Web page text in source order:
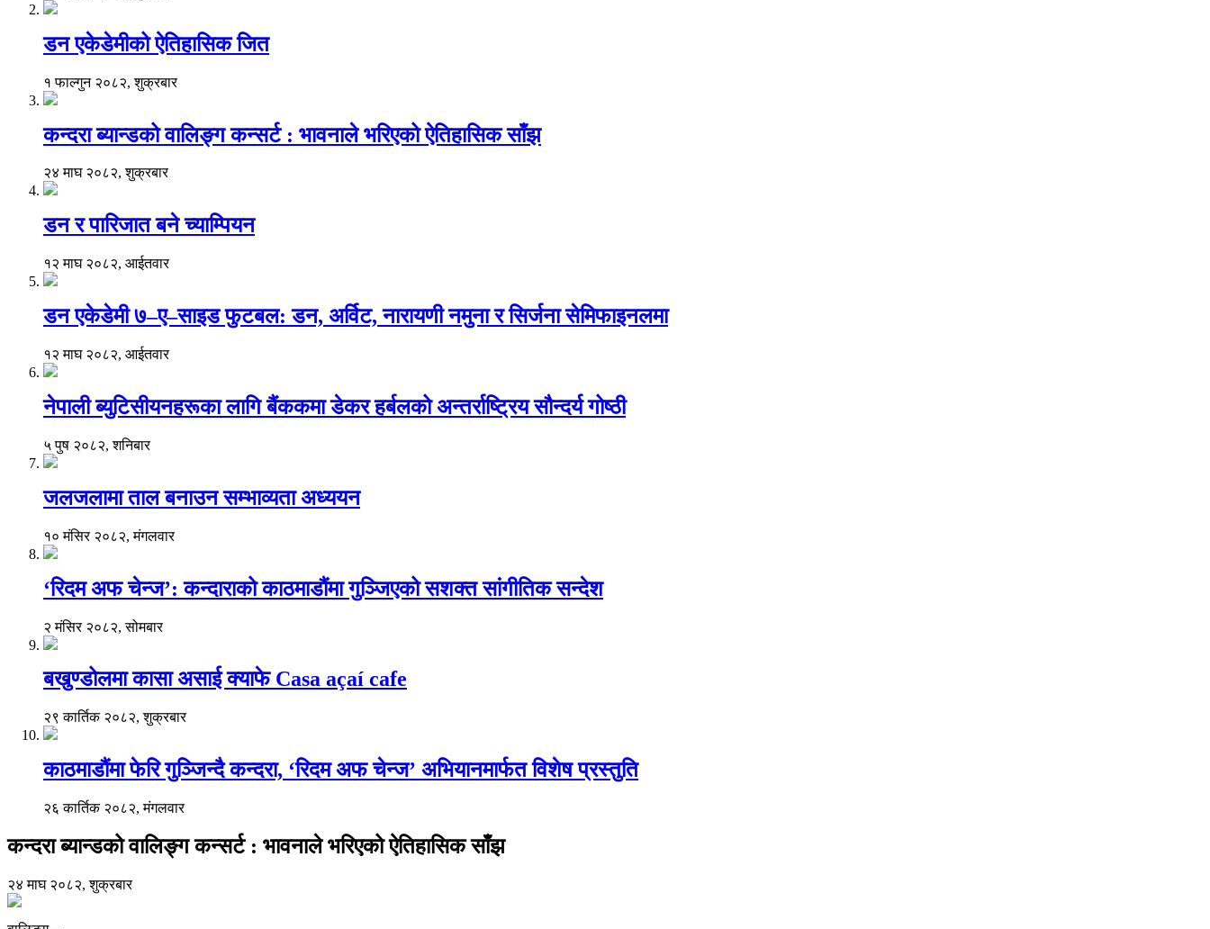
डन एकेडेमीको ऐतिहासिक जित
१ फाल्गुन २०८२, शुक्रबार
कन्दरा ब्यान्डको वालिङ्ग कन्सर्ट : भावनाले भरिएको ऐतिहासिक साँझ
२४ माघ २०८२, शुक्रबार
डन र पारिजात बने च्याम्पियन
१२ माघ २०८२, आईतवार
डन एकेडेमी ७–ए–साइड फुटबल: डन, अर्विट, नारायणी नमुना र सिर्जना सेमिफाइनलमा
१२ माघ २०८२, आईतवार
नेपाली ब्युटिसीयनहरूका लागि बैंककमा डेकर हर्बलको अन्तर्राष्ट्रिय सौन्दर्य गोष्ठी
५ पुष २०८२, शनिबार
जलजलामा ताल बनाउन सम्भाव्यता अध्ययन
१० मंसिर २०८२, मंगलवार
‘रिदम अफ चेन्ज’: कन्दाराको काठमाडौंमा गुञ्जिएको सशक्त सांगीतिक सन्देश
२ मंसिर २०८२, सोमबार
बखुण्डोलमा कासा असाई क्याफे Casa açaí cafe
२९ कार्तिक २०८२, शुक्रबार
काठमाडौंमा फेरि गुञ्जिन्दै कन्दरा, ‘रिदम अफ चेन्ज’ अभियानमार्फत विशेष प्रस्तुति
२६ कार्तिक २०८२, मंगलवार
कन्दरा ब्यान्डको वालिङ्ग कन्सर्ट : भावनाले भरिएको ऐतिहासिक साँझ
२४ माघ २०८२, शुक्रबार